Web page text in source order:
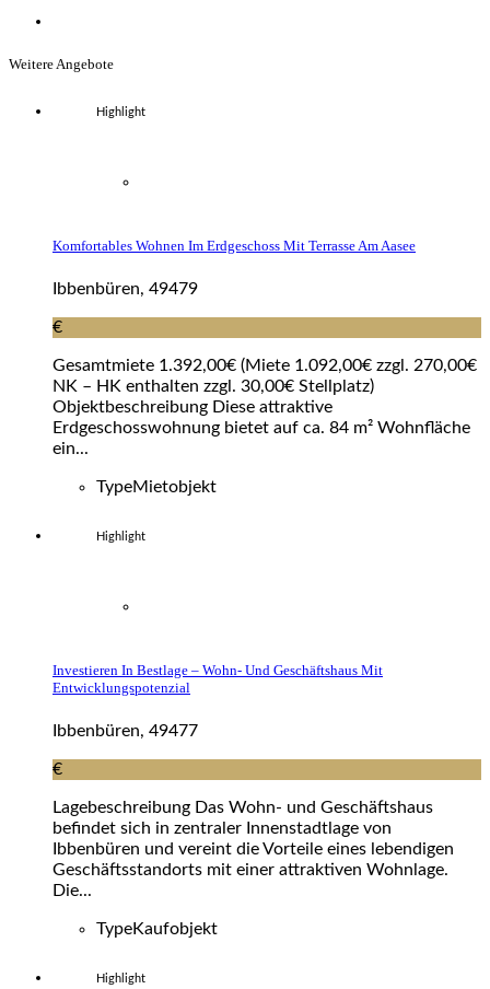
Weitere Angebote
Highlight
Komfortables Wohnen Im Erdgeschoss Mit Terrasse Am Aasee
Ibbenbüren, 49479
€
Gesamtmiete 1.392,00€ (Miete 1.092,00€ zzgl. 270,00€
NK – HK enthalten zzgl. 30,00€ Stellplatz)
Objektbeschreibung Diese attraktive
Erdgeschosswohnung bietet auf ca. 84 m² Wohnfläche
ein...
TypeMietobjekt
Highlight
Investieren In Bestlage – Wohn- Und Geschäftshaus Mit
Entwicklungspotenzial
Ibbenbüren, 49477
€
Lagebeschreibung Das Wohn- und Geschäftshaus
befindet sich in zentraler Innenstadtlage von
Ibbenbüren und vereint die Vorteile eines lebendigen
Geschäftsstandorts mit einer attraktiven Wohnlage.
Die...
TypeKaufobjekt
Highlight